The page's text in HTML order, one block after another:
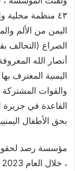
٤٣ منظمة محلية
اليمن من الألم
الصراع (التحالف
أنصار الله
اليمنية المعترف
والقوات
القاعدة في جزيرة
بحق الأطفال
مؤسسة رصد لحقوق